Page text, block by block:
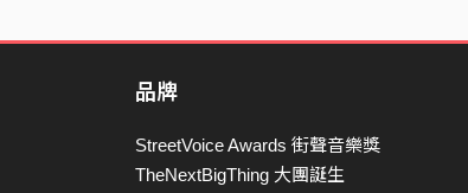
品牌
StreetVoice Awards 街聲音樂獎
TheNextBigThing 大團誕生